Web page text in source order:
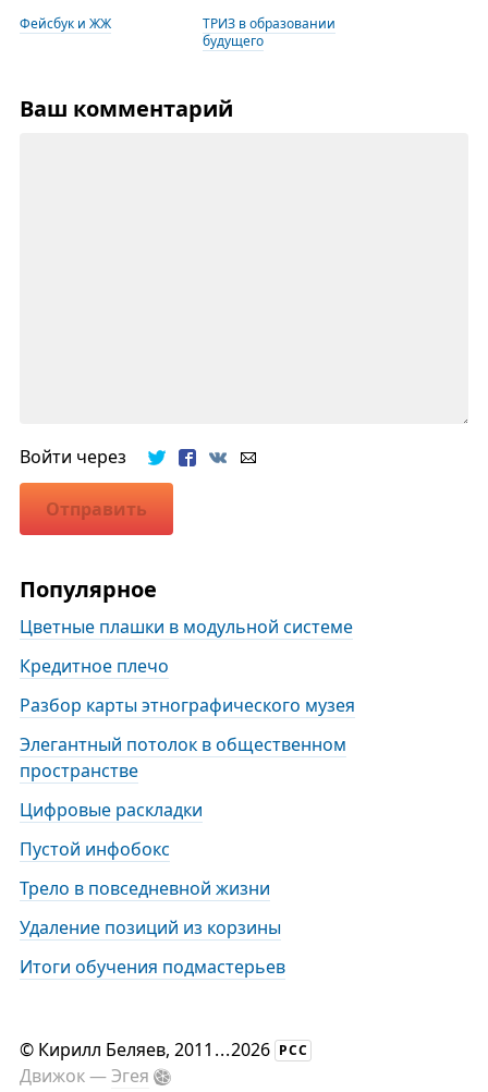
Фейсбук и ЖЖ
ТРИЗ в образовании
будущего
Ваш комментарий
Войти через
Отправить
Популярное
Цветные плашки в модульной системе
Кредитное плечо
Разбор карты этнографического музея
Элегантный потолок в общественном
пространстве
Цифровые раскладки
Пустой инфобокс
Трело в повседневной жизни
Удаление позиций из корзины
Итоги обучения подмастерьев
© Кирилл Беляев, 2011 ...2026 РСС
Движок —Эгея